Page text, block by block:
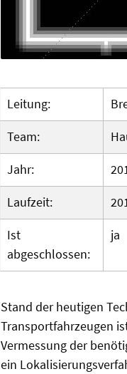
Leitung:
Team:
Jahr:
Laufzeit:
Ist
abgeschlossen:
ja
Stand der heutigen
Transportfahrzeugen
Vermessung der
ein